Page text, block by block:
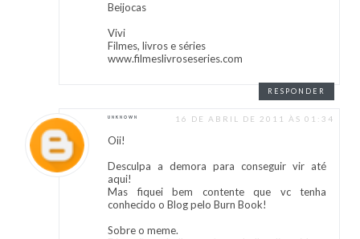
Beijocas
Vivi
Filmes, livros e séries
www.filmeslivroseseries.com
RESPONDER
UNKNOWN 16 DE ABRIL DE 2011 ÀS 01:34
Oii!
Desculpa a demora para conseguir vir até
aqui!
Mas fiquei bem contente que vc tenha
conhecido o Blog pelo Burn Book!
Sobre o meme.